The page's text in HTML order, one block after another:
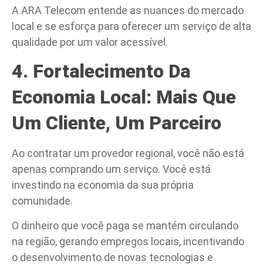
A ARA Telecom entende as nuances do mercado
local e se esforça para oferecer um serviço de alta
qualidade por um valor acessível.
4. Fortalecimento Da
Economia Local: Mais Que
Um Cliente, Um Parceiro
Ao contratar um provedor regional, você não está
apenas comprando um serviço. Você está
investindo na economia da sua própria
comunidade.
O dinheiro que você paga se mantém circulando
na região, gerando empregos locais, incentivando
o desenvolvimento de novas tecnologias e